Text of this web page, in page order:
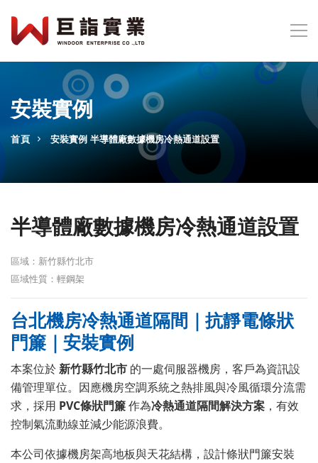
安裝實例
首頁 安裝實例 半導體廠數據機房冷熱通道設置
半導體廠數據機房冷熱通道設置
區域：新竹縣竹北市
區域性質：輕鋼架
台北機房冷熱通道隔間｜抗靜電條狀
門簾｜安裝實例
本案位於新竹縣竹北市 的一處伺服器機房，客戶為資訊設
備管理單位。因應機房空調系統之熱排風與冷風循環分流需
求，採用 PVC條狀門簾作為冷熱通道隔間解決方案 ，有效
控制氣流動線並減少能源浪費。
本公司依據機房架高地板與天花結構，設計條狀門簾安裝